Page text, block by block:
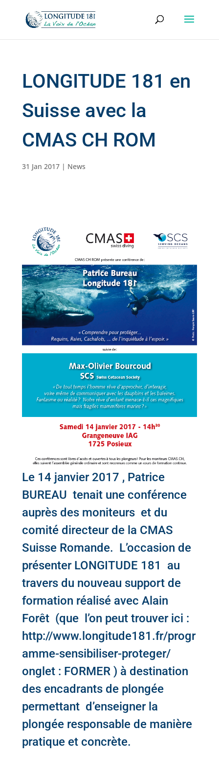
LONGITUDE 181 en
Suisse avec la
CMAS CH ROM
31 Jan 2017| News
Le 14 janvier 2017 , Patrice
BUREAU tenait une conférence
auprès des moniteurs et du
comité directeur de la CMAS
Suisse Romande. L’occasion de
présenter LONGITUDE 181 au
travers du nouveau support de
formation réalisé avec Alain
Forêt (que l’on peut trouver ici :
http://www.longitude181.fr/progr
amme-sensibiliser-proteger/
onglet : FORMER ) à destination
des encadrants de plongée
permettant d’enseigner la
plongée responsable de manière
pratique et concrète.